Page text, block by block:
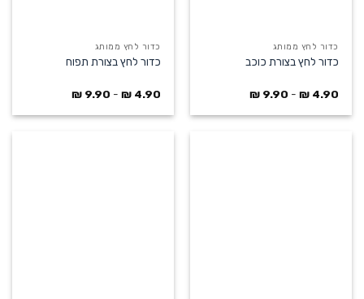
כדור לחץ ממותג
כדור לחץ בצורת כוכב
4.90
₪
-
9.90
₪
כדור לחץ ממותג
כדור לחץ בצורת תפוח
4.90
₪
-
9.90
₪